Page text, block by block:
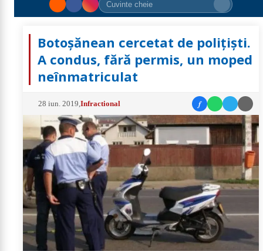
Botoșănean cercetat de polițiști.
A condus, fără permis, un moped
neînmatriculat
28 iun. 2019 ,Infractional f